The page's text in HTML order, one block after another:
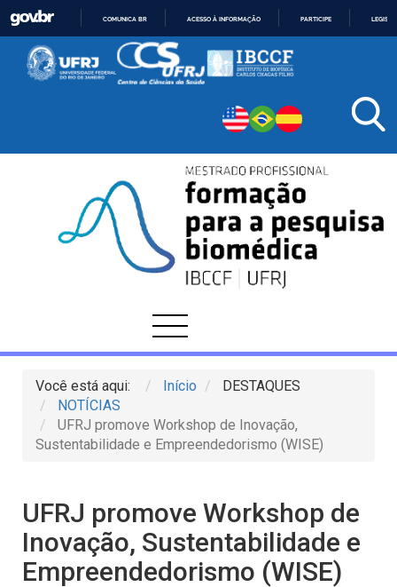
PARA
O
CONTEÚDO
COMUNICA BR ACESSO À INFORMAÇÃO PARTICIPE
Você está aqui: Início
DESTAQUES
NOTÍCIAS
UFRJ promove Workshop de Inovação,
Sustentabilidade e Empreendedorismo (WISE)
UFRJ promove Workshop de
Inovação, Sustentabilidade e
Empreendedorismo (WISE)